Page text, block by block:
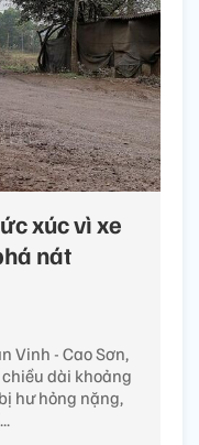
xúc vì xe
nát
Vinh - Cao Sơn,
dài khoảng
hư hỏng nặng,